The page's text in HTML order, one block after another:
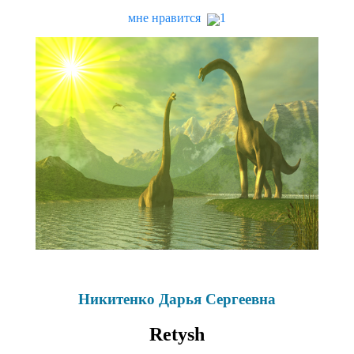
мне нравится 1
Никитенко Дарья Сергеевна
Retysh